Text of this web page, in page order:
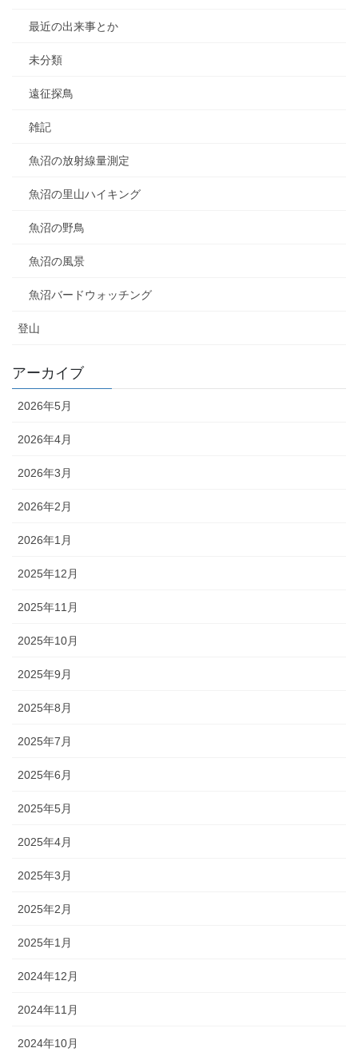
最近の出来事とか
未分類
遠征探鳥
雑記
魚沼の放射線量測定
魚沼の里山ハイキング
魚沼の野鳥
魚沼の風景
魚沼バードウォッチング
登山
アーカイブ
2026年5月
2026年4月
2026年3月
2026年2月
2026年1月
2025年12月
2025年11月
2025年10月
2025年9月
2025年8月
2025年7月
2025年6月
2025年5月
2025年4月
2025年3月
2025年2月
2025年1月
2024年12月
2024年11月
2024年10月